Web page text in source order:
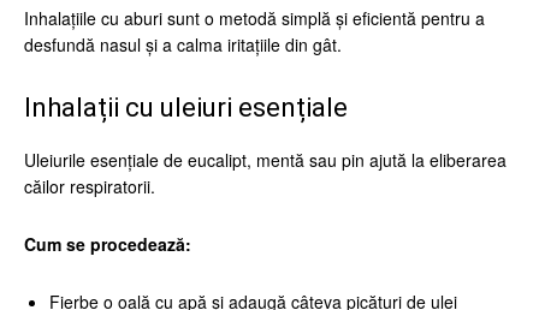
Inhalațiile cu aburi sunt o metodă simplă și eficientă pentru a
desfundă nasul și a calma iritațiile din gât.
Inhalații cu uleiuri esențiale
Uleiurile esențiale de eucalipt, mentă sau pin ajută la eliberarea
căilor respiratorii.
Cum se procedează:
Fierbe o oală cu apă și adaugă câteva picături de ulei